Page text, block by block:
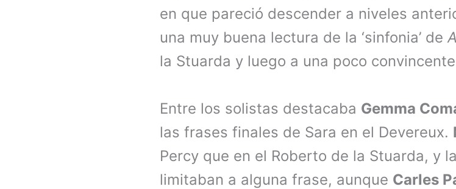
en que pareció descender a niveles
una muy buena lectura de la ‘sinfonia’ de
la Stuarda y luego a una poco
Entre los solistas destacaba Gemma
las frases finales de Sara en el Devereux.
Percy que en el Roberto de la Stuarda, y
limitaban a alguna frase, aunque Carles